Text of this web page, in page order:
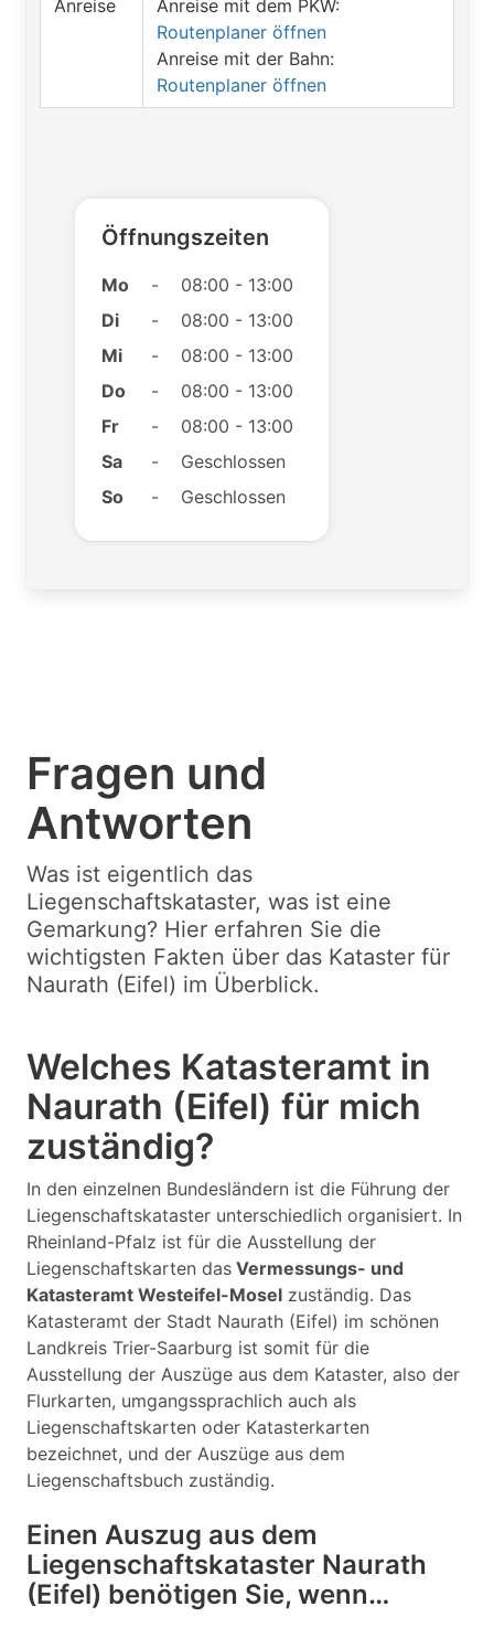
Anreise
Anreise mit dem PKW:
Routenplaner öffnen
Anreise mit der Bahn:
Routenplaner öffnen
Öffnungszeiten
Mo -
08:00 - 13:00
Di
-
08:00 - 13:00
Mi
-
08:00 - 13:00
Do
-
08:00 - 13:00
Fr
-
08:00 - 13:00
Sa
-
Geschlossen
So
- Geschlossen
Fragen und
Antworten
Was ist eigentlich das
Liegenschaftskataster, was ist eine
Gemarkung? Hier erfahren Sie die
wichtigsten Fakten über das Kataster für
Naurath (Eifel) im Überblick.
Welches Katasteramt in
Naurath (Eifel) für mich
zuständig?
In den einzelnen Bundesländern ist die Führung der
Liegenschaftskataster unterschiedlich organisiert. In
Rheinland-Pfalz ist für die Ausstellung der
Liegenschaftskarten das Vermessungs- und
Katasteramt Westeifel-Mosel zuständig. Das
Katasteramt der Stadt Naurath (Eifel) im schönen
Landkreis Trier-Saarburg ist somit für die
Ausstellung der Auszüge aus dem Kataster, also der
Flurkarten, umgangssprachlich auch als
Liegenschaftskarten oder Katasterkarten
bezeichnet, und der Auszüge aus dem
Liegenschaftsbuch zuständig.
Einen Auszug aus dem
Liegenschaftskataster Naurath
(Eifel) benötigen Sie, wenn…